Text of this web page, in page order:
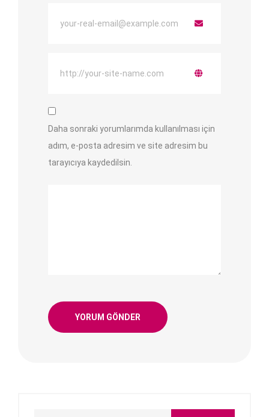
Daha sonraki yorumlarımda kullanılması için
adım, e-posta adresim ve site adresim bu
tarayıcıya kaydedilsin.